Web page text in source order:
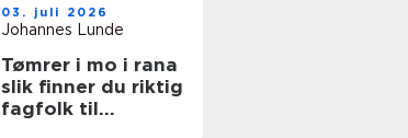
03. juli 2026
Johannes Lunde
Tømrer i mo i rana
slik finner du riktig
fagfolk til